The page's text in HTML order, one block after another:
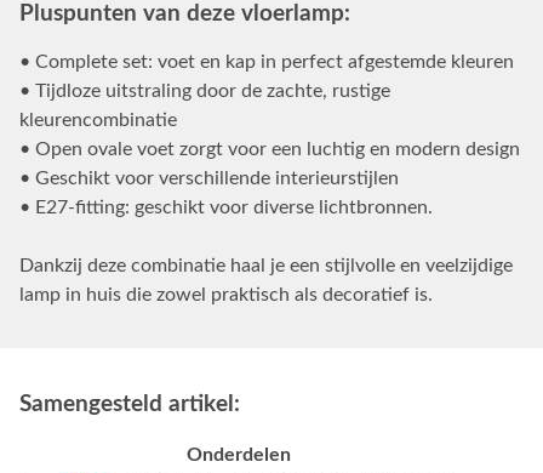
Pluspunten van deze vloerlamp:
• Complete set: voet en kap in perfect afgestemde kleuren
• Tijdloze uitstraling door de zachte, rustige
kleurencombinatie
• Open ovale voet zorgt voor een luchtig en modern design
• Geschikt voor verschillende interieurstijlen
• E27-fitting: geschikt voor diverse lichtbronnen.
Dankzij deze combinatie haal je een stijlvolle en veelzijdige
lamp in huis die zowel praktisch als decoratief is.
Samengesteld artikel:
Onderdelen